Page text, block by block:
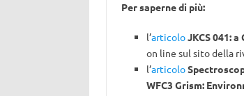
Per saperne di più:
l’articoloJKCS 041:
on line sul sito della
l’articolo
WFC3 Grism: